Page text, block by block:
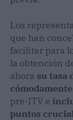
Los
que han
facilitar para
la obtención
ahora su tasa
pre-ITV e
puntos